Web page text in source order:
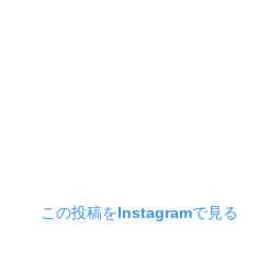
この投稿をInstagramで見る